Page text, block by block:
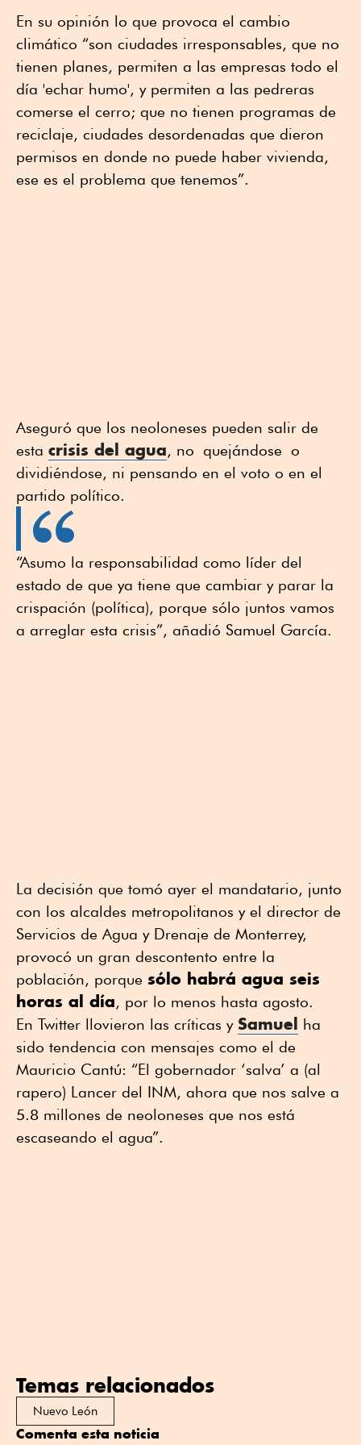
En su opinión lo que provoca el cambio
climático “son ciudades irresponsables, que no
tienen planes, permiten a las empresas todo el
día 'echar humo', y permiten a las pedreras
comerse el cerro; que no tienen programas de
reciclaje, ciudades desordenadas que dieron
permisos en donde no puede haber vivienda,
ese es el problema que tenemos”.
Aseguró que los neoloneses pueden salir de
esta crisis del agua, no quejándose o
dividiéndose, ni pensando en el voto o en el
partido político.
“Asumo la responsabilidad como líder del
estado de que ya tiene que cambiar y parar la
crispación (política), porque sólo juntos vamos
a arreglar esta crisis”, añadió Samuel García.
La decisión que tomó ayer el mandatario, junto
con los alcaldes metropolitanos y el director de
Servicios de Agua y Drenaje de Monterrey,
provocó un gran descontento entre la
población, porque sólo habrá agua seis
horas al día, por lo menos hasta agosto.
En Twitter llovieron las críticas y Samuel ha
sido tendencia con mensajes como el de
Mauricio Cantú: “El gobernador ‘salva’ a (al
rapero) Lancer del INM, ahora que nos salve a
5.8 millones de neoloneses que nos está
escaseando el agua”.
Temas relacionados
Nuevo León
Comenta esta noticia